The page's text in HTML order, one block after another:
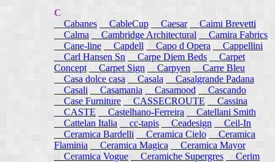
C
Cabanes
CableCup Caesar
Caimi Brevetti
Calma
Cambridge Architectural
Camira Fabrics
Cane-line
Capdell Capo d Opera
Cappellini
Carl Hansen Sn
Carpe Diem Beds
Carpet
Concept
Carpet Sign Carpyen
Carre Bleu
Casa dolce casa
Casala
Casalgrande Padana
Casali
Casamania Casamood
Cascando
Case Furniture
CASSECROUTE
Cassina
CASTE
Castelhano-Ferreira
Catellani Smith
Cattelan Italia
cc-tapis Ceadesign
Ceil-In
Ceramica Bardelli
Ceramica Cielo
Ceramica
Flaminia
Ceramica Magica
Ceramica Mayor
Ceramica Vogue
Ceramiche Supergres Cerim